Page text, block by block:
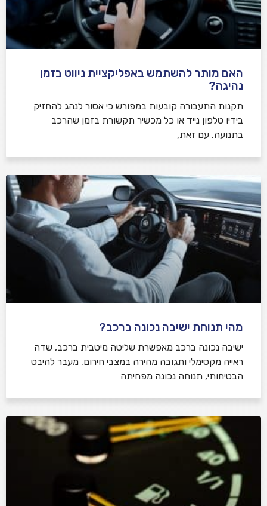
האם מותר להשתמש באפליקציית ניווט בזמן
נהיגה?
תקנות התעבורה קובעות במפורש כי אסור לנהג להחזיק
בידיו טלפון נייד או כל מכשיר תקשורת בזמן שהרכב
בתנועה. עם זאת,
מהי תנוחת ישיבה נכונה ברכב?
ישיבה נכונה ברכב מאפשרת שליטה מיטבית ברכב, שדה
ראייה מקסימלי ותגובה מהירה במצבי חירום. מעבר להיבט
הבטיחותי, תנוחה נכונה מפחיתה